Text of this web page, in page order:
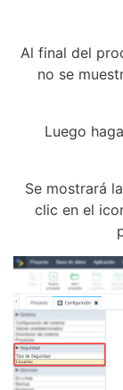
Al final del
no se
Luego
Se mostrará
clic en el